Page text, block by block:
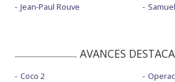
Jean-Paul Rouve
AVANCES
Coco 2